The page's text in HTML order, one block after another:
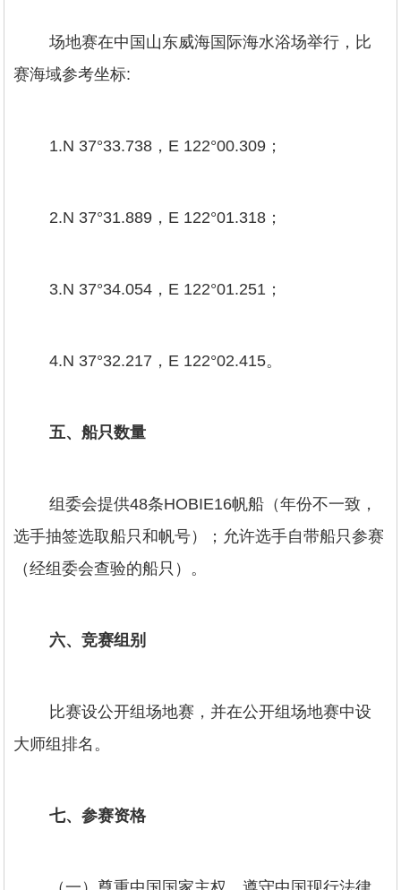
场地赛在中国山东威海国际海水浴场举行，比
赛海域参考坐标:
1.N 37°33.738，E 122°00.309；
2.N 37°31.889，E 122°01.318；
3.N 37°34.054，E 122°01.251；
4.N 37°32.217，E 122°02.415。
五、船只数量
组委会提供48条HOBIE16帆船（年份不一致，
选手抽签选取船只和帆号）；允许选手自带船只参赛
（经组委会查验的船只）。
六、竞赛组别
比赛设公开组场地赛，并在公开组场地赛中设
大师组排名。
七、参赛资格